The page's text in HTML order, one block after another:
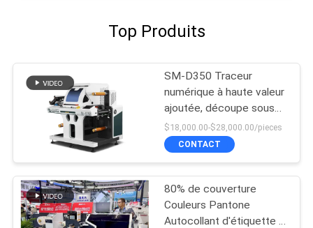
Top Produits
SM-D350 Traceur
numérique à haute valeur
ajoutée, découpe sous
pression pour découper
les étiquettes
$18,000.00-$28,000.00/pieces
CONTACT
80% de couverture
Couleurs Pantone
Autocollant d'étiquette à